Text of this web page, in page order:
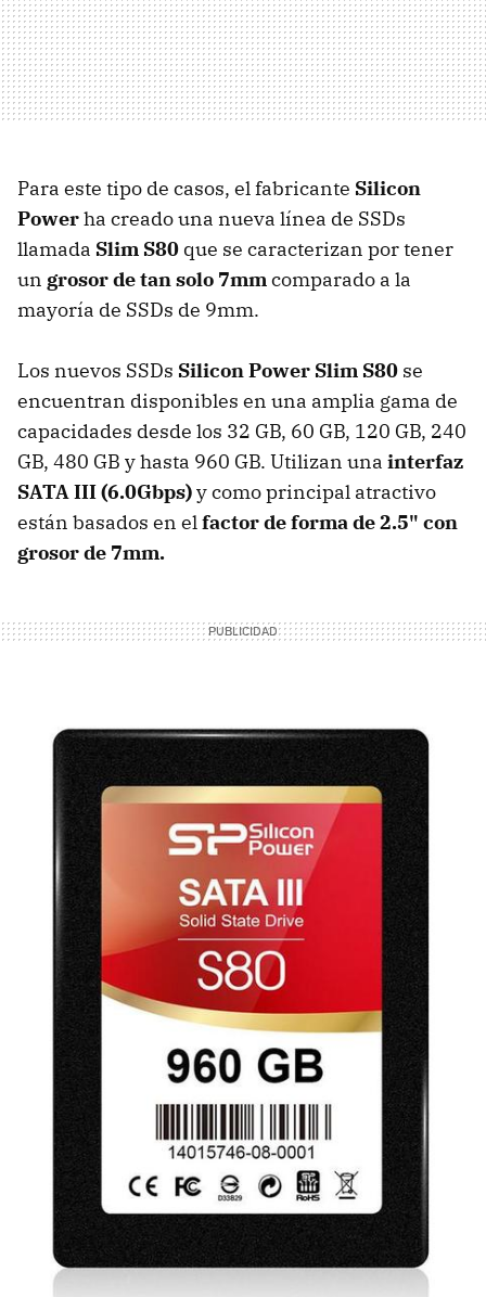
Para este tipo de casos, el fabricante Silicon
Powerha creado una nueva línea de SSDs
llamada Slim S80 que se caracterizan por tener
un grosor de tan solo 7mmcomparado a la
mayoría de SSDs de 9mm.
Los nuevos SSDs Silicon Power Slim S80 se
encuentran disponibles en una amplia gama de
capacidades desde los 32 GB, 60 GB, 120 GB, 240
GB, 480 GB y hasta 960 GB. Utilizan una interfaz
SATA III (6.0Gbps)y como principal atractivo
están basados en elfactor de forma de 2.5" con
grosor de 7mm.